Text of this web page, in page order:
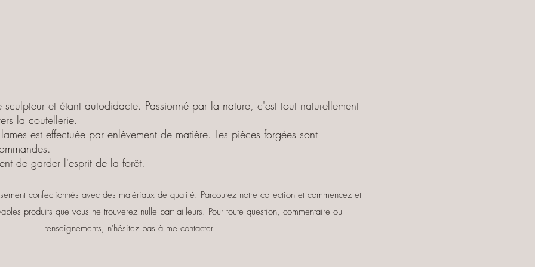
et étant autodidacte. Passionné par la nature, c'est tout naturellement
la coutellerie.
est effectuée par enlèvement de matière. Les pièces forgées sont
de garder l'esprit de la forêt.
confectionnés avec des matériaux de qualité. Parcourez notre collection et commencez et
produits que vous ne trouverez nulle part ailleurs. Pour toute question, commentaire ou
renseignements, n'hésitez pas à me contacter.